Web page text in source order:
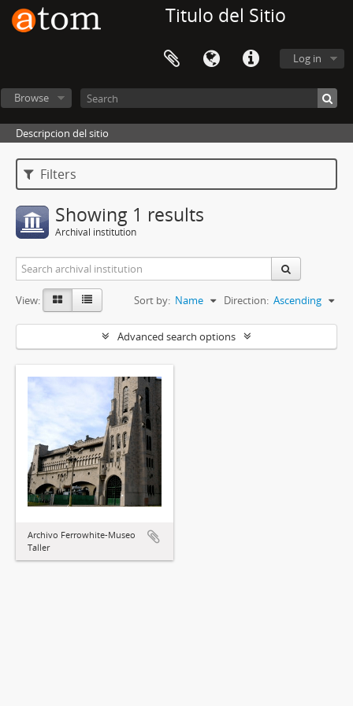
Titulo del Sitio
Log in
Browse
Descripcion del sitio
Filters
Showing 1 results
Archival institution
View: Sort by: Name Direction: Ascending
Advanced search options
Archivo Ferrowhite-Museo
Taller